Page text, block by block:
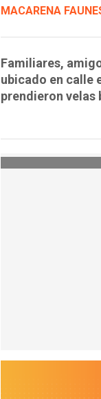
MACARENA
Familiares,
ubicado en calle
prendieron velas